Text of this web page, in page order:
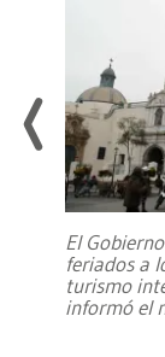
El
feriados a
turismo
informó el